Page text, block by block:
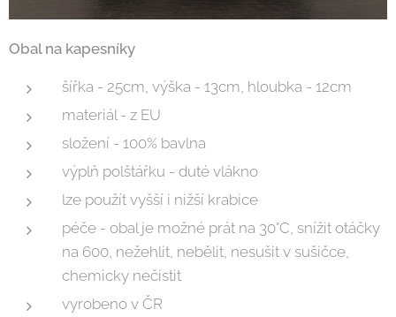
Obal na kapesníky
šířka - 25cm, výška - 13cm, hloubka - 12cm
materiál - z EU
složení - 100% bavlna
výplň polštářku - duté vlákno
lze použít vyšší i nižší krabice
péče - obal je možné prát na 30°C, snížit otáčky
na 600, nežehlit, nebělit, nesušit v sušičce,
chemicky nečistit
vyrobeno v ČR